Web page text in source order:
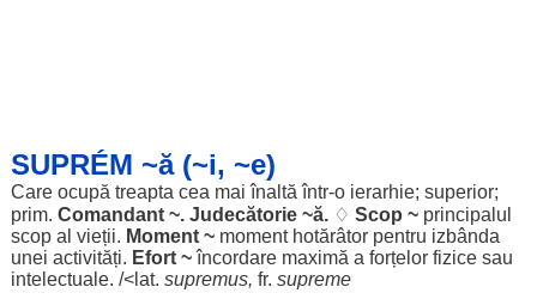
SUPRÉM ~ă (~i, ~e)
Care ocupă treapta cea maiînaltă într-o ierarhie; superior;
prim. Comandant~. Judecătorie~ă.♢ Scop ~ principalul
scopal vieții. Moment~ moment hotărâtor pentru izbânda
unei activități. Efort~ încordare maximă a forțelor fizicesau
intelectuale. /<lat. supremus, fr. supreme